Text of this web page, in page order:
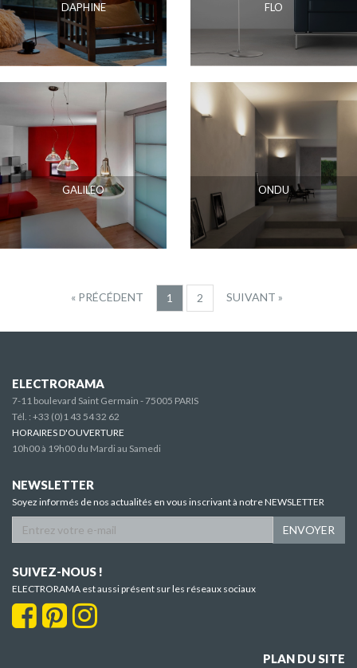
DAPHINE FLO
GALILEO ONDU
« PRÉCÉDENT 1 2 SUIVANT »
ELECTRORAMA
7-11 boulevard Saint Germain - 75005 PARIS
Tél. : +33 (0)1 43 54 32 62
HORAIRES D'OUVERTURE
10h00 à 19h00 du Mardi au Samedi
NEWSLETTER
Soyez informés de nos actualités en vous inscrivant à notre NEWSLETTER
ENVOYER
SUIVEZ-NOUS !
ELECTRORAMA est aussi présent sur les réseaux sociaux
PLAN DU SITE